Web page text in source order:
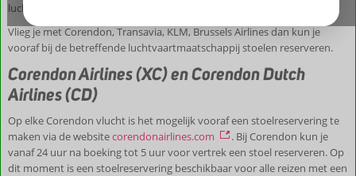
luchtvaartmaatschappij.
Vlieg je met Corendon, Transavia, KLM, Brussels Airlines dan kun je
vooraf bij de betreffende luchtvaartmaatschappij stoelen reserveren.
Corendon Airlines (XC) en Corendon Dutch
Airlines (CD)
Op elke Corendon vlucht is het mogelijk vooraf een stoelreservering te
maken via de websitecorendonairlines.com
. Bij Corendon kun je
vanaf 24 uur na boeking tot 5 uur voor vertrek een stoel reserveren. Op
dit moment is een stoelreservering beschikbaar voor alle reizen met een